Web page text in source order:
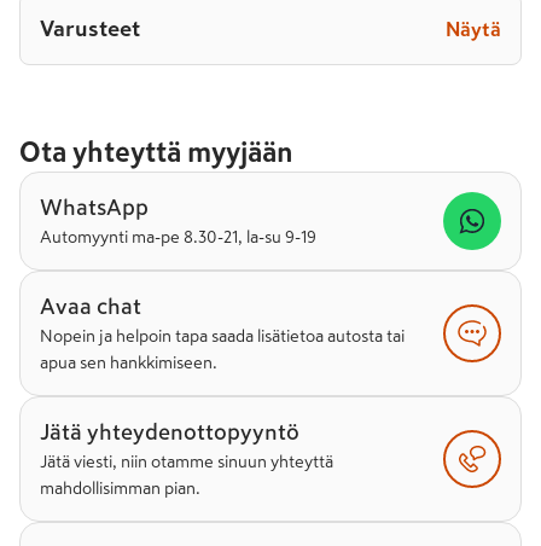
Varusteet Näytä
Ota yhteyttä myyjään
WhatsApp
Automyynti ma-pe 8.30-21, la-su 9-19
Avaa chat
Nopein ja helpoin tapa saada lisätietoa autosta tai
apua sen hankkimiseen.
Jätä yhteydenottopyyntö
Jätä viesti, niin otamme sinuun yhteyttä
mahdollisimman pian.